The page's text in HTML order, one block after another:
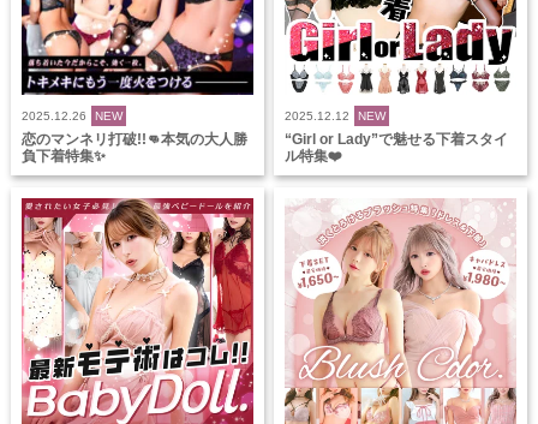
2025.12.26 NEW
恋のマンネリ打破!!👊本気の大人勝
負下着特集✨
2025.12.12 NEW
“Girl or Lady”で魅せる下着スタイ
ル特集❤️